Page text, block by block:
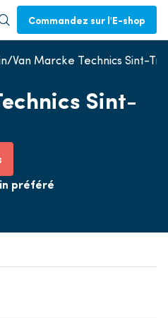
Commandez sur l'E-shop
Van Marcke Technics Sint-
Sint-
préféré